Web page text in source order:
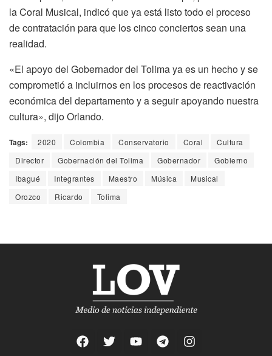
la Coral Musical, indicó que ya está listo todo el proceso
de contratación para que los cinco conciertos sean una
realidad.
«El apoyo del Gobernador del Tolima ya es un hecho y se
comprometió a incluirnos en los procesos de reactivación
económica del departamento y a seguir apoyando nuestra
cultura», dijo Orlando.
Tags: 2020 Colombia Conservatorio Coral
Cultura
Director
Gobernación del Tolima Gobernador
Gobierno
Ibagué
Integrantes Maestro Música
Musical
Orozco
Ricardo Tolima